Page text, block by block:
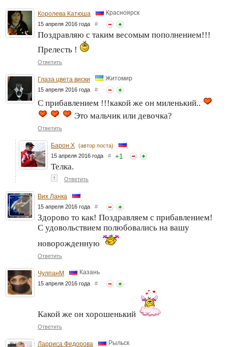
Королева Катюша Красноярск
15 апреля 2016 года #
Поздравляю с таким весомым пополнением!!!
Прелесть !
Ответить
Глаза цвета виски Житомир
15 апреля 2016 года #
С прибавлением !!!какой же он миленький..
Это мальчик или девочка?
Ответить
Барон Х (автор поста)
15 апреля 2016 года # +1
Телка.
↑ Ответить
Вих Ланка
15 апреля 2016 года #
Здорово то как! Поздравляем с прибавлением!
С удовольствием полюбовались на вашу
новорожденную
Ответить
ЧулпанМ Казань
15 апреля 2016 года #
Какой же он хорошенький
Ответить
Ларриса Федорова Рыльск